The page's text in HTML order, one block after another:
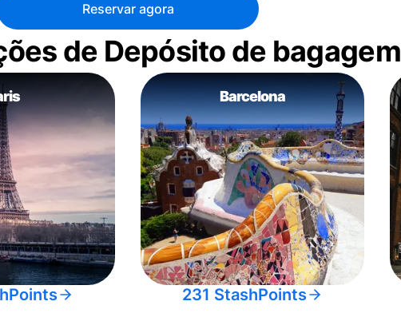
Reservar agora
de Depósito de bagagem
Barcelona
231 StashPoints